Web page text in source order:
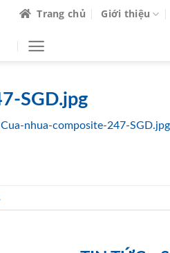
Trang chủ Giới thiệu
SGD.jpg
Cua-nhua-composite-247-SGD.jpg
.